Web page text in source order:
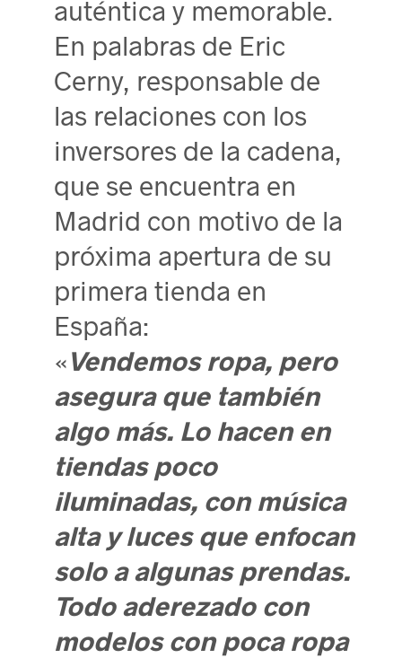
auténtica y memorable.
En palabras de Eric
Cerny, responsable de
las relaciones con los
inversores de la cadena,
que se encuentra en
Madrid con motivo de la
próxima apertura de su
primera tienda en
España:
«Vendemos ropa, pero
asegura que también
algo más. Lo hacen en
tiendas poco
iluminadas, con música
alta y luces que enfocan
solo a algunas prendas.
Todo aderezado con
modelos con poca ropa